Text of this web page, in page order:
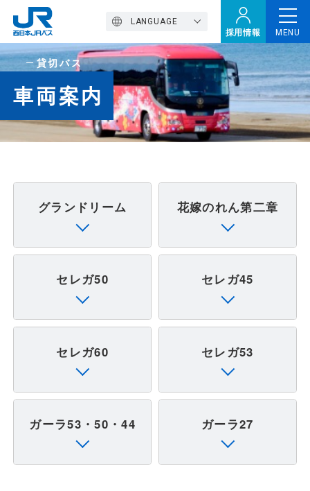
採用情報
LANGUAGE
MENU
トップページ
西バスの魅力
高速バス
定期観光バス
おトクなきっぷ特集
貸切バス
貸切バス
車両案内
グランドリーム 花嫁のれん第二章
セレガ50 セレガ45
セレガ60 セレガ53
ガーラ53・50・44 ガーラ27